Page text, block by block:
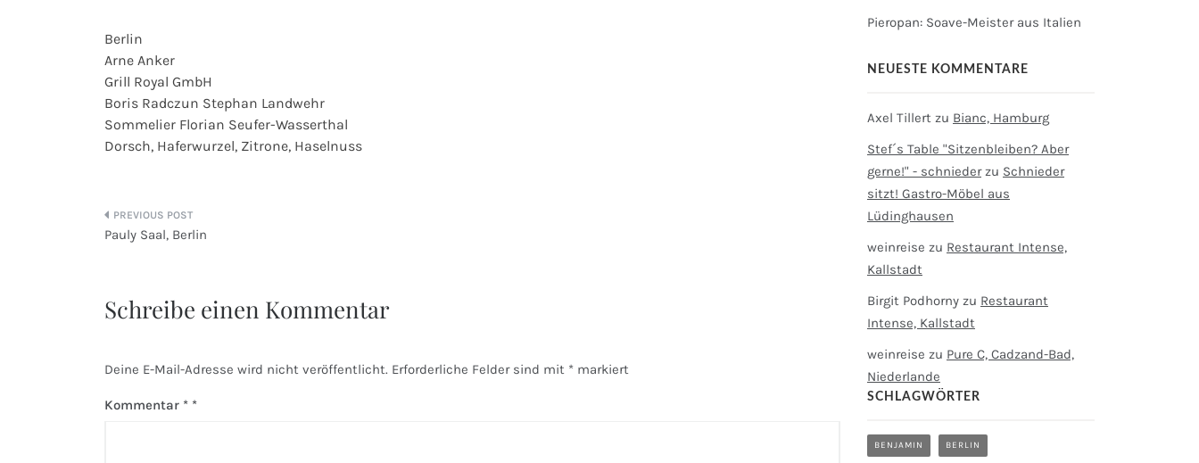
Berlin
Arne Anker
Grill Royal GmbH
Boris Radczun Stephan Landwehr
Sommelier Florian Seufer-Wasserthal
Dorsch, Haferwurzel, Zitrone, Haselnuss
Beitragsnavigation
Pauly Saal, Berlin
Schreibe einen Kommentar
Deine E-Mail-Adresse wird nicht veröffentlicht. Erforderliche Felder sind mit * markiert
Kommentar *
Pieropan: Soave-Meister aus Italien
NEUESTE KOMMENTARE
Axel Tillert zu Bianc, Hamburg
Stef´s Table "Sitzenbleiben? Aber
gerne!" - schniederzu Schnieder
sitzt! Gastro-Möbel aus
Lüdinghausen
weinreise zu Restaurant Intense,
Kallstadt
Birgit Podhorny zu Restaurant
Intense, Kallstadt
weinreise zu Pure C, Cadzand-Bad,
Niederlande
SCHLAGWÖRTER
BENJAMIN BERLIN